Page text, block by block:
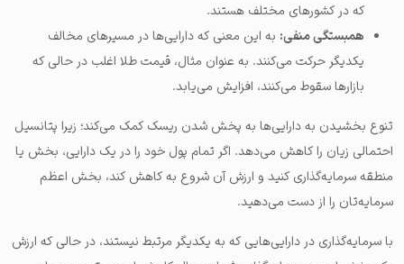
که در کشورهای مختلف هستند.
همبستگی منفی: به این معنی که دارایی‌ها در مسیرهای مخالف
یکدیگر حرکت می‌کنند. به عنوان مثال، قیمت طلا اغلب در حالی که
بازارها سقوط می‌کنند، افزایش می‌یابد.
تنوع بخشیدن به دارایی‌ها به پخش شدن ریسک کمک می‌کند؛ زیرا پتانسیل
احتمالی زیان را کاهش می‌دهد. اگر تمام پول خود را در یک دارایی، بخش یا
منطقه سرمایه‌گذاری کنید و ارزش آن شروع به کاهش کند، بخش اعظم
سرمایه‌تان را از دست می‌دهید.
با سرمایه‌گذاری در دارایی‌هایی که به یکدیگر مرتبط نیستند، در حالی که ارزش